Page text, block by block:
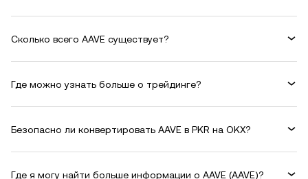
Сколько всего AAVE существует?
Где можно узнать больше о трейдинге?
Безопасно ли конвертировать AAVE в PKR на OKX?
Где я могу найти больше информации о AAVE (AAVE)?